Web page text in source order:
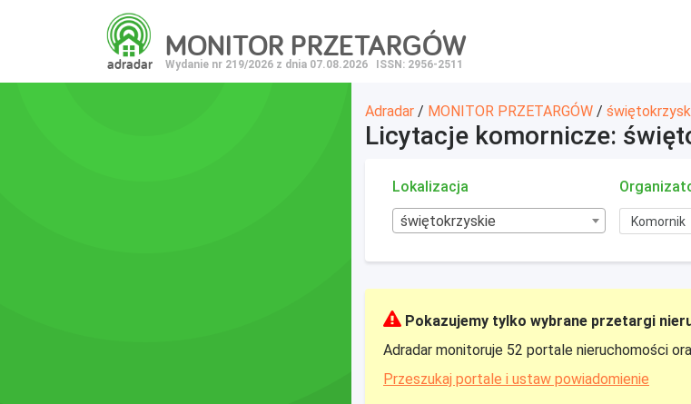
adradar
MONITOR PRZETARGÓW
Wydanie nr 219/2026 z dnia 07.08.2026 ISSN: 2956-2511
Adradar / MONITOR PRZETARGÓW /
Licytacje komornicze:
Lokalizacja
świętokrzyskie
Pokazujemy tylko wybrane przetargi
Adradar monitoruje 52 portale nieruchomości
Przeszukaj portale i ustaw powiadomienie